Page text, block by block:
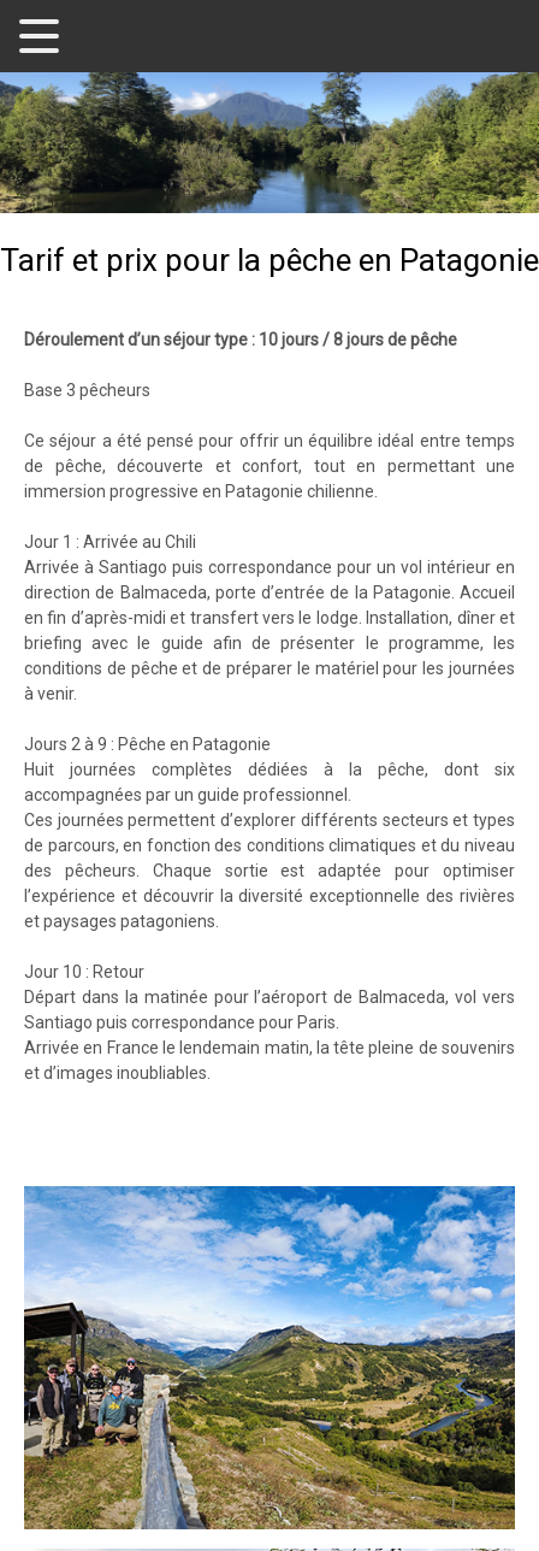
Tarif et prix pour la pêche en Patagonie
Déroulement d’un séjour type : 10 jours / 8 jours de pêche
Base 3 pêcheurs
Ce séjour a été pensé pour offrir un équilibre idéal entre temps
de pêche, découverte et confort, tout en permettant une
immersion progressive en Patagonie chilienne.
Jour 1 : Arrivée au Chili
Arrivée à Santiago puis correspondance pour un vol intérieur en
direction de Balmaceda, porte d’entrée de la Patagonie. Accueil
en fin d’après-midi et transfert vers le lodge. Installation, dîner et
briefing avec le guide afin de présenter le programme, les
conditions de pêche et de préparer le matériel pour les journées
à venir.
Jours 2 à 9 : Pêche en Patagonie
Huit journées complètes dédiées à la pêche, dont six
accompagnées par un guide professionnel.
Ces journées permettent d’explorer différents secteurs et types
de parcours, en fonction des conditions climatiques et du niveau
des pêcheurs. Chaque sortie est adaptée pour optimiser
l’expérience et découvrir la diversité exceptionnelle des rivières
et paysages patagoniens.
Jour 10 : Retour
Départ dans la matinée pour l’aéroport de Balmaceda, vol vers
Santiago puis correspondance pour Paris.
Arrivée en France le lendemain matin, la tête pleine de souvenirs
et d’images inoubliables.